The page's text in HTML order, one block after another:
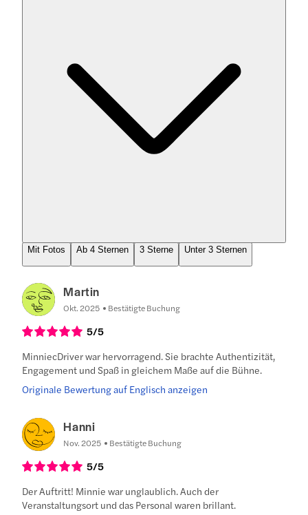
Mit Fotos Ab 4 Sternen 3 Sterne Unter 3 Sternen
Martin
Okt. 2025 Bestätigte Buchung
5/5
MinniecDriver war hervorragend. Sie brachte Authentizität,
Engagement und Spaß in gleichem Maße auf die Bühne.
Originale Bewertung auf Englisch anzeigen
Hanni
Nov. 2025 Bestätigte Buchung
5/5
Der Auftritt! Minnie war unglaublich. Auch der
Veranstaltungsort und das Personal waren brillant.